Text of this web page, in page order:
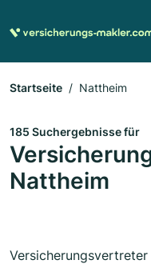
Startseite Nattheim
185 Suchergebnisse für
Nattheim
Versicherungsvertreter